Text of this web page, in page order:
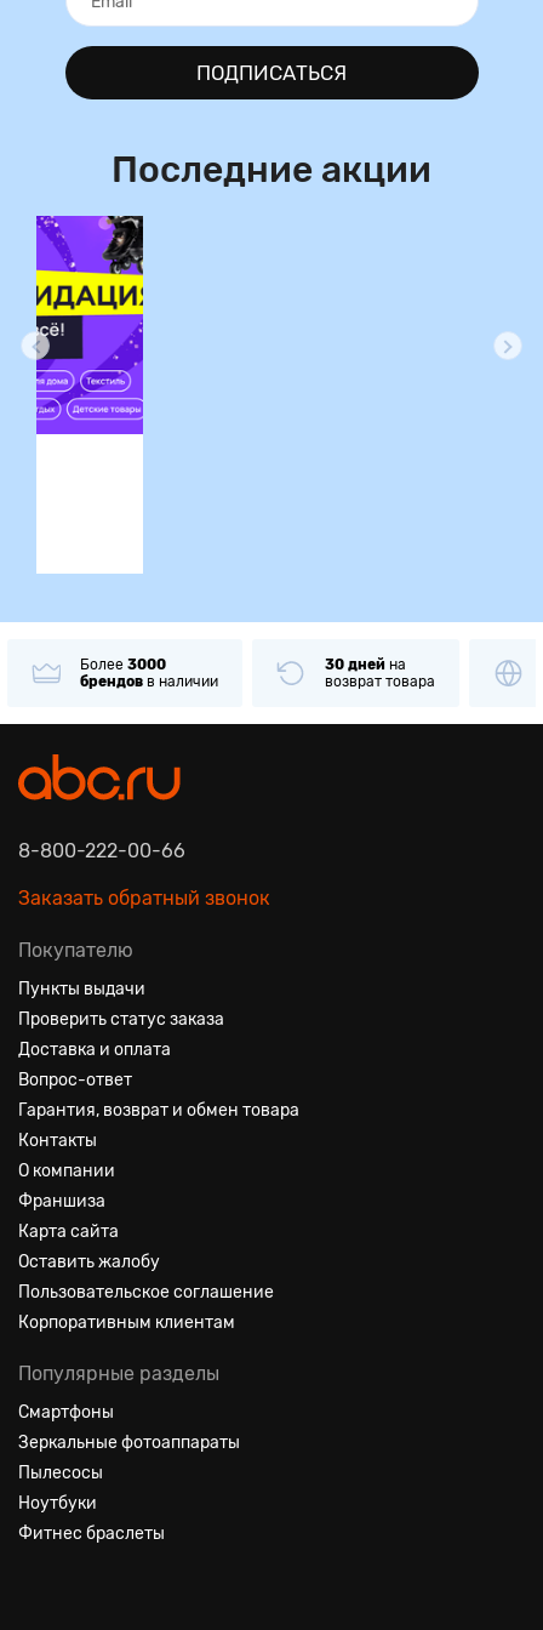
ПОДПИСАТЬСЯ
Последние акции
Более 3000
брендов в наличии
30 дней на
возврат товара
8-800-222-00-66
Заказать обратный звонок
Покупателю
Пункты выдачи
Проверить статус заказа
Доставка и оплата
Вопрос-ответ
Гарантия, возврат и обмен товара
Контакты
О компании
Франшиза
Карта сайта
Оставить жалобу
Пользовательское соглашение
Корпоративным клиентам
Популярные разделы
Смартфоны
Зеркальные фотоаппараты
Пылесосы
Ноутбуки
Фитнес браслеты